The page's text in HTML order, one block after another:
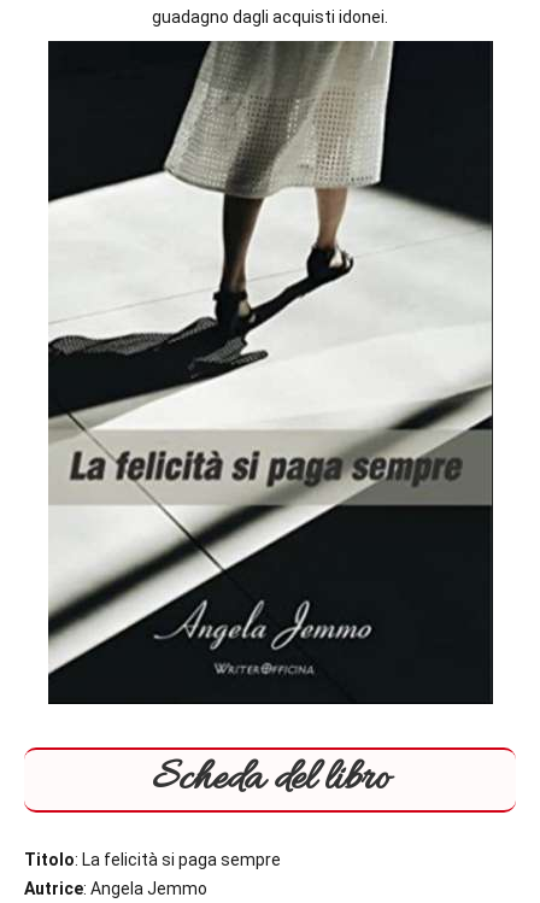
guadagno dagli acquisti idonei.
Scheda del libro
Titolo: La felicità si paga sempre
Autrice: Angela Jemmo